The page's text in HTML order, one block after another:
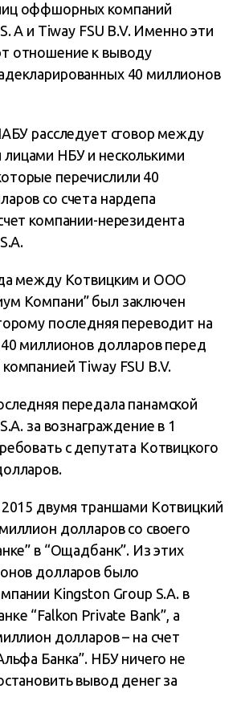
оффшорных компаний
А и Tiway FSU B.V. Именно эти
отношение к выводу
40 миллионов
расследует сговор между
НБУ и несколькими
перечислили 40
со счета нардепа
компании-нерезидента
между Котвицким и ООО
Компани” был заключен
последняя переводит на
миллионов долларов перед
Tiway FSU B.V.
передала панамской
за вознаграждение в 1
с депутата Котвицкого
2015 двумя траншами Котвицкий
долларов со своего
в “Ощадбанк”. Из этих
долларов было
Kingston Group S.А. в
“Falkon Private Bank”, а
долларов – на счет
Банка”. НБУ ничего не
вывод денег за